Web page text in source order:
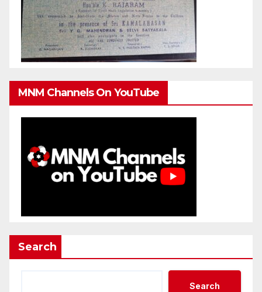
MNM Channels On YouTube
Search
Search